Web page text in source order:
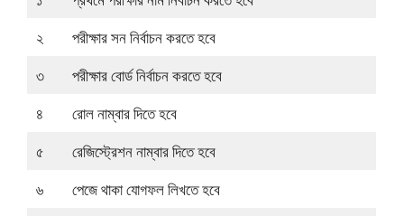
২
পরীক্ষার সন নির্বাচন করতে হবে
৩
পরীক্ষার বোর্ড নির্বাচন করতে হবে
৪
রোল নাম্বার দিতে হবে
৫
রেজিস্ট্রেশন নাম্বার দিতে হবে
৬
পেজে থাকা যোগফল লিখতে হবে